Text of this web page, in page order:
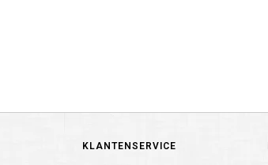
KLANTENSERVICE